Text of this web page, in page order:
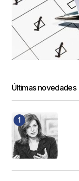
Últimas novedades